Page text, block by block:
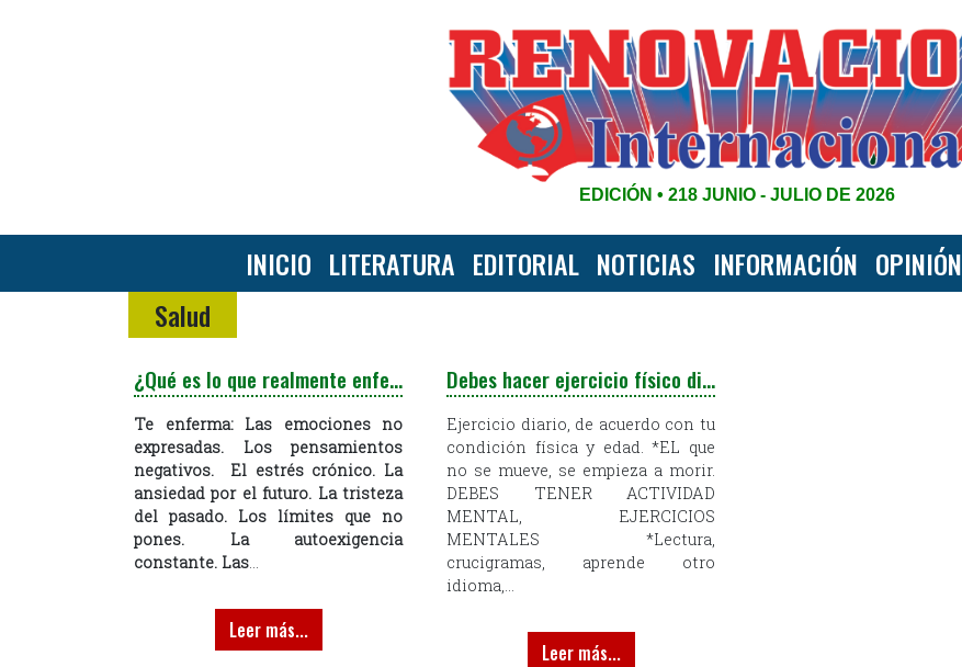
EDICIÓN • 218 JUNIO - JULIO DE 2026
INICIO LITERATURA EDITORIAL NOTICIAS INFORMACIÓN OPINIÓN
Salud
¿Qué es lo que realmente enferma?
Te enferma:
Las emociones no
expresadas.
Los pensamientos
negativos.
El estrés crónico. La
ansiedad por el futuro. La tristeza
del pasado. Los límites que no
pones.
La autoexigencia
constante. Las...
Leer más...
Debes hacer ejercicio físico diario
Ejercicio diario, de acuerdo con tu
condición física y edad. *EL que
no se mueve, se empieza a morir.
DEBES TENER ACTIVIDAD
MENTAL, EJERCICIOS
MENTALES *Lectura,
crucigramas, aprende otro
idioma,...
Leer más...